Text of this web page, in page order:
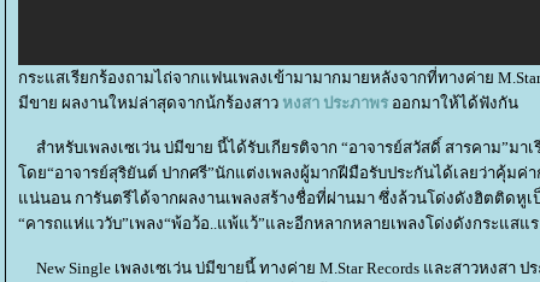
กระแสเรียกร้องถามไถ่จากแฟนเพลงเข้ามามากมายหลังจากที่ทางค่าย M.Star
มีขาย ผลงานใหม่ล่าสุดจากน้กร้องสาว หงสา ประภาพร ออกมาให้ได้ฟังกัน
สำหรับเพลงเซเว่น บ่มีขาย นี้ได้รับเกียรติจาก “อาจารย์สวัสดิ์ สารคาม”มา
ดย“อาจารย์สุริยันต์ ปากศรี”นักแต่งเพลงผู้มากฝีมือรับประกันได้เลยว่าคุ้มค่
น่นอน การันตรีได้จากผลงานเพลงสร้างชื่อที่ผ่านมา ซึ่งล้วนโด่งดังฮิตติดหูเ
“คารถแห่แววับ”เพลง“พ้อว้อ..แพ้แว้”และอีกหลากหลายเพลงโด่งดังกระแสแ
New Single เพลงเซเว่น บ่มีขายนี้ ทางค่าย M.Star Records และสาวหงสา